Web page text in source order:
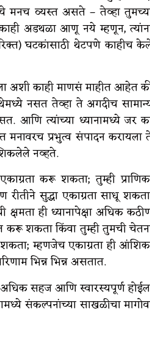
मनच व्यस्त असते – तेव्हा
काही अडथळा आणू नये म्हणून,
घटकांसाठी थेटपणे काहीच
अशी काही माणसं माहीत आहेत
नसत तेव्हा ते अगदीच
आणि त्यांच्या ध्यानामध्ये जर
प्रभुत्व संपादन करायला
नव्हते.
करू शकता; तुम्ही
रीतीने सुद्धा एकाग्रता साधू
क्षमता ही ध्यानापेक्षा अधिक
करू शकता किंवा तुम्ही तुमची
म्हणजेच एकाग्रता ही
भिन्न भिन्न असतात.
सहज आणि स्वारस्यपूर्ण
संकल्पनांच्या साखळीचा